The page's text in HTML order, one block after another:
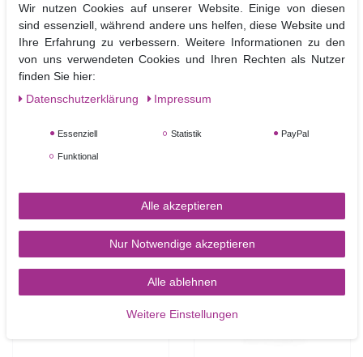
PME Nadel Werkzeug –
Scriber Needle Tool
5,90 €
PME Palettenmesser mit
– Palette Knife Tapered
-49%
Wir nutzen Cookies auf unserer Website. Einige von diesen
sind essenziell, während andere uns helfen, diese Website und
Ihre Erfahrung zu verbessern. Weitere Informationen zu den
von uns verwendeten Cookies und Ihren Rechten als Nutzer
finden Sie hier:
Daten­schutz­erklärung
Impressum
Essenziell Statistik PayPal
Funktional
Alle akzeptieren
Nur Notwendige akzeptieren
Alle ablehnen
Weitere Einstellungen